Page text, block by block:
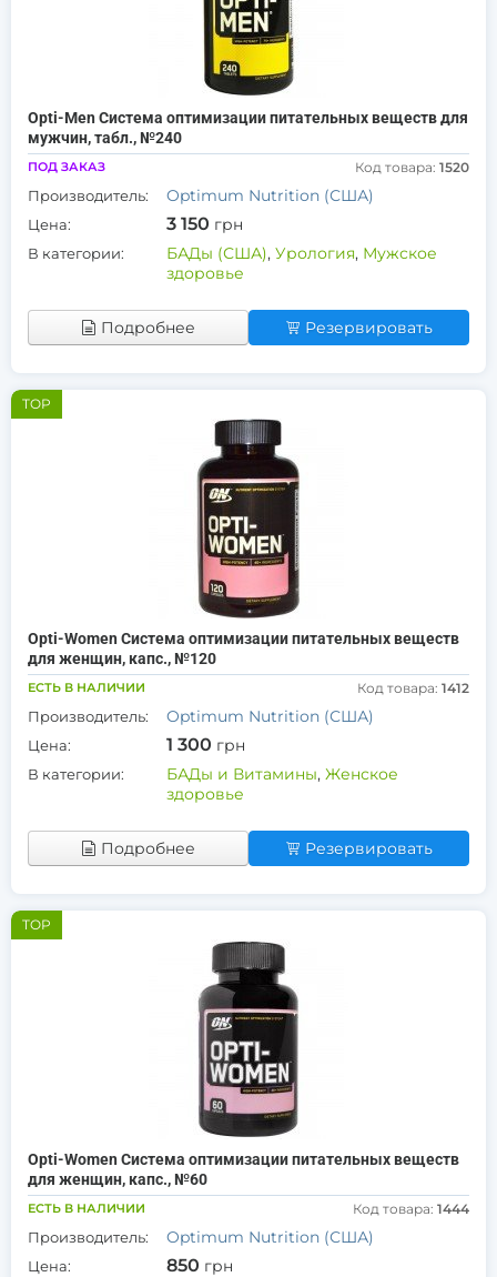
Opti-Men Система оптимизации питательных веществ для
мужчин, табл., №240
ПОД ЗАКАЗ Код товара: 1520
Производитель: Optimum Nutrition (США)
Цена: 3 150 грн
В категории: БАДы (США), Урология, Мужское
здоровье
Подробнее Резервировать
TOP
Opti-Women Система оптимизации питательных веществ
для женщин, капс., №120
ЕСТЬ В НАЛИЧИИ Код товара: 1412
Производитель: Optimum Nutrition (США)
Цена: 1 300 грн
В категории: БАДы и Витамины, Женское
здоровье
Подробнее Резервировать
TOP
Opti-Women Система оптимизации питательных веществ
для женщин, капс., №60
ЕСТЬ В НАЛИЧИИ Код товара: 1444
Производитель: Optimum Nutrition (США)
Цена: 850 грн